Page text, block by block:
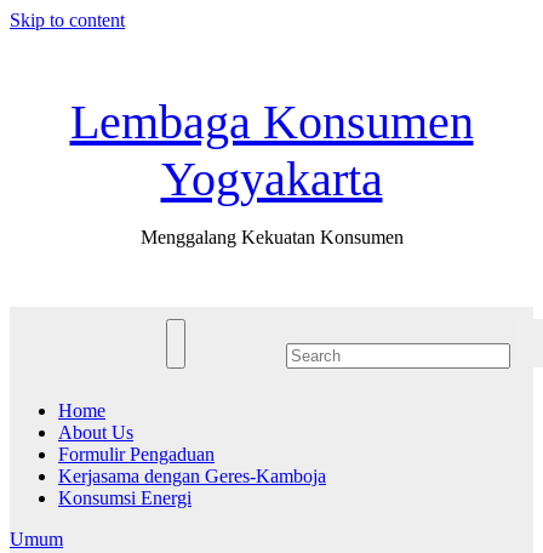
Skip to content
Lembaga Konsumen
Yogyakarta
Menggalang Kekuatan Konsumen
Home
About Us
Formulir Pengaduan
Kerjasama dengan Geres-Kamboja
Konsumsi Energi
Umum